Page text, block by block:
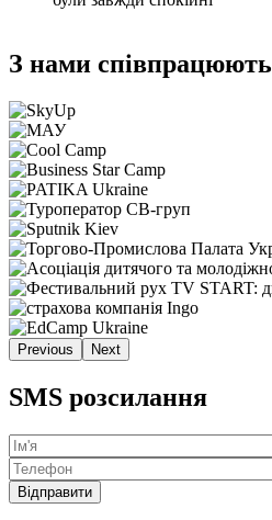
З нами співпрацюють
Previous Next
SMS розсилання
Ім'я
Телефон